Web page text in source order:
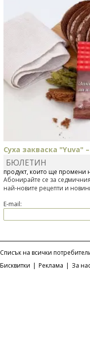
Суха закваска
Отскоро Лесафр България
продукт, който ще промени
БЮЛЕТИН
Абонирайте се за
най-новите рецепти и
E-mail:
Списък на всички
Бисквитки | Реклама | За